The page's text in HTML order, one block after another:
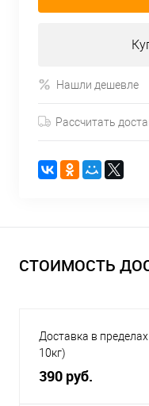
Нашли дешевле
Рассчитать
СТОИМОСТЬ
Доставка в
10кг)
390 руб.